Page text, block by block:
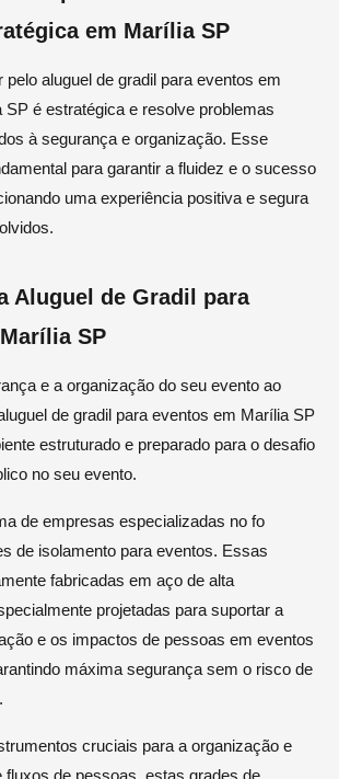
em Marília SP
pelo aluguel de gradil para eventos em
é estratégica e resolve problemas
à segurança e organização. Esse
para garantir a fluidez e o sucesso
uma experiência positiva e segura
Aluguel de Gradil para
SP
e a organização do seu evento ao
de gradil para eventos em Marília SP
estruturado e preparado para o desafio
no seu evento.
de empresas especializadas no fo
de isolamento para eventos. Essas
fabricadas em aço de alta
projetadas para suportar a
e os impactos de pessoas em eventos
máxima segurança sem o risco de
cruciais para a organização e
fluxos de pessoas, estas grades de